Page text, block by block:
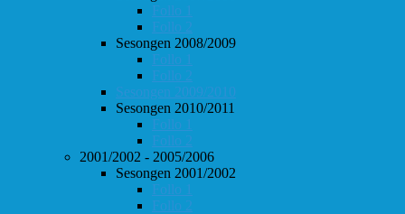
Follo 1
Follo 2
Sesongen 2008/2009
Follo 1
Follo 2
Sesongen 2009/2010
Sesongen 2010/2011
Follo 1
Follo 2
2001/2002 - 2005/2006
Sesongen 2001/2002
Follo 1
Follo 2